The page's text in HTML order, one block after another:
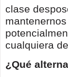
clase
cualquiera
¿Qué